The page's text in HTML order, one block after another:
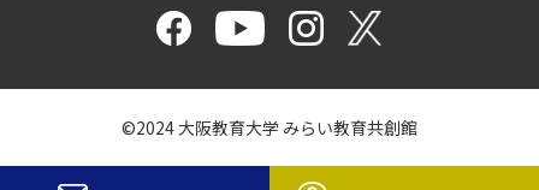
©2024 大阪教育大学 みらい教育共創館